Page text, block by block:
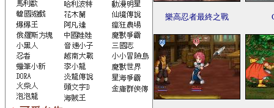
樂高忍者最終之戰